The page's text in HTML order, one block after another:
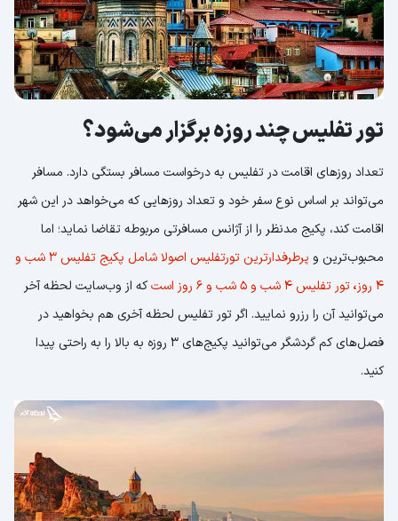
تور تفلیس چند روزه برگزار می‌شود؟
تعداد روزهای اقامت در تفلیس به درخواست مسافر بستگی دارد. مسافر
می‌تواند بر اساس نوع سفر خود و تعداد روزهایی که می‌خواهد در این شهر
اقامت کند، پکیج مدنظر را از آژانس مسافرتی مربوطه تقاضا نماید؛ اما
محبوب‌ترین و
پرطرفدارترین تورتفلیس اصولا شامل پکیج تفلیس 3 شب و
4 روز
،تور تفلیس 4 شب و 5 شب و 6 روز است
که از وب‌سایت لحظه آخر
می‌توانید آن را رزرو نمایید. اگر تور تفلیس لحظه آخری هم بخواهید در
فصل‌های کم گردشگر می‌توانید پکیج‌های 3 روزه به بالا را به راحتی پیدا
کنید.